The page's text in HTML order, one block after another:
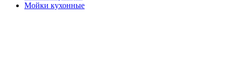
Мойки кухонные